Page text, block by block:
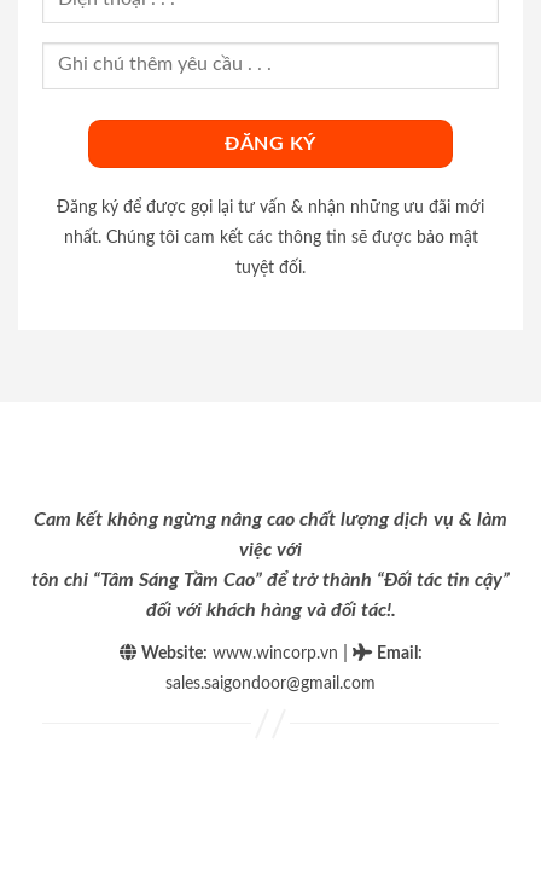
Đăng ký để được gọi lại tư vấn & nhận những ưu đãi mới
nhất. Chúng tôi cam kết các thông tin sẽ được bảo mật
tuyệt đối.
Cam kết không ngừng nâng cao chất lượng dịch vụ & làm
việc với
tôn chỉ “Tâm Sáng Tầm Cao” để trở thành “Đối tác tin cậy”
đối với khách hàng và đối tác!.
Website: www.wincorp.vn Email :
sales.saigondoor@gmail.com